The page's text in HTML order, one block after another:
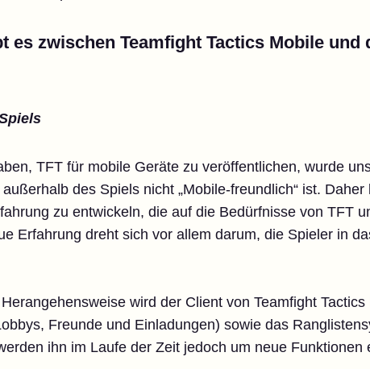
es zwischen Teamfight Tactics Mobile und
TFT für mobile Geräte zu veröffentlichen, wurde
des Spiels nicht „Mobile-freundlich“ ist.
zu entwickeln, die auf die Bedürfnisse von TFT
Erfahrung dreht sich vor allem darum, die Spieler in
wird der Client von Teamfight
Freunde und Einladungen) sowie das
ihn im Laufe der Zeit jedoch um neue Funktionen